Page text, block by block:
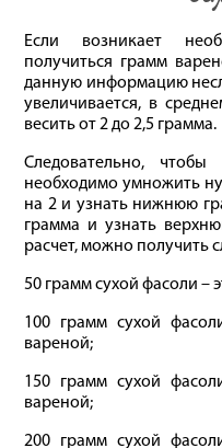
Если возникает
получиться грамм
данную информацию
увеличивается, в
весить от 2 до 2,5 грамма.
Следовательно,
необходимо умножить
на 2 и узнать нижнюю
грамма и узнать
расчет, можно
50 грамм сухой фасоли –
100 грамм сухой
вареной;
150 грамм сухой
вареной;
200 грамм сухой